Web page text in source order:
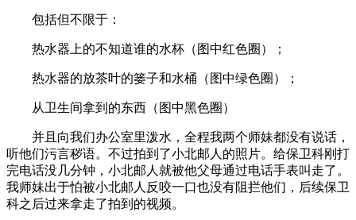
包括但不限于：
热水器上的不知道谁的水杯（图中红色圈）；
热水器的放茶叶的篓子和水桶（图中绿色圈）；
从卫生间拿到的东西（图中黑色圈）
并且向我们办公室里泼水，全程我两个师妹都没有说话，
听他们污言秽语。不过拍到了小北邮人的照片。给保卫科刚打
完电话没几分钟，小北邮人就被他父母通过电话手表叫走了。
我师妹出于怕被小北邮人反咬一口也没有阻拦他们，后续保卫
科之后过来拿走了拍到的视频。